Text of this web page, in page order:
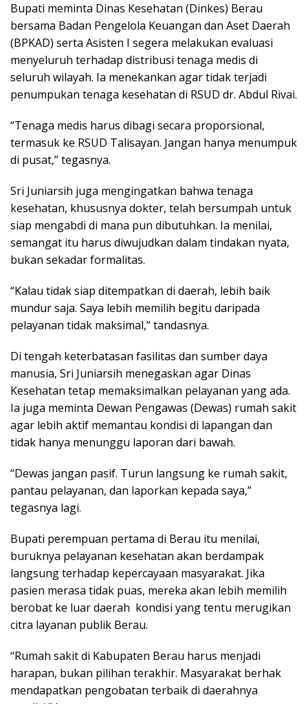
Bupati meminta Dinas Kesehatan (Dinkes) Berau
bersama Badan Pengelola Keuangan dan Aset Daerah
(BPKAD) serta Asisten I segera melakukan evaluasi
menyeluruh terhadap distribusi tenaga medis di
seluruh wilayah. Ia menekankan agar tidak terjadi
penumpukan tenaga kesehatan di RSUD dr. Abdul Rivai.
“Tenaga medis harus dibagi secara proporsional,
termasuk ke RSUD Talisayan. Jangan hanya menumpuk
di pusat,” tegasnya.
Sri Juniarsih juga mengingatkan bahwa tenaga
kesehatan, khususnya dokter, telah bersumpah untuk
siap mengabdi di mana pun dibutuhkan. Ia menilai,
semangat itu harus diwujudkan dalam tindakan nyata,
bukan sekadar formalitas.
“Kalau tidak siap ditempatkan di daerah, lebih baik
mundur saja. Saya lebih memilih begitu daripada
pelayanan tidak maksimal,” tandasnya.
Di tengah keterbatasan fasilitas dan sumber daya
manusia, Sri Juniarsih menegaskan agar Dinas
Kesehatan tetap memaksimalkan pelayanan yang ada.
Ia juga meminta Dewan Pengawas (Dewas) rumah sakit
agar lebih aktif memantau kondisi di lapangan dan
tidak hanya menunggu laporan dari bawah.
“Dewas jangan pasif. Turun langsung ke rumah sakit,
pantau pelayanan, dan laporkan kepada saya,”
tegasnya lagi.
Bupati perempuan pertama di Berau itu menilai,
buruknya pelayanan kesehatan akan berdampak
langsung terhadap kepercayaan masyarakat. Jika
pasien merasa tidak puas, mereka akan lebih memilih
berobat ke luar daerah kondisi yang tentu merugikan
citra layanan publik Berau.
“Rumah sakit di Kabupaten Berau harus menjadi
harapan, bukan pilihan terakhir. Masyarakat berhak
mendapatkan pengobatan terbaik di daerahnya